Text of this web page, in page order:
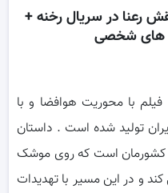
رعنا در سریال رخنه +
شخصی
با محوریت هوافضا و با
تولید شده است . داستان
کشورمان است که روی موشک
و در این مسیر با تهدیدات